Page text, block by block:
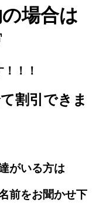
場合は
！！
割引できま
がいる方は
前をお聞かせ下